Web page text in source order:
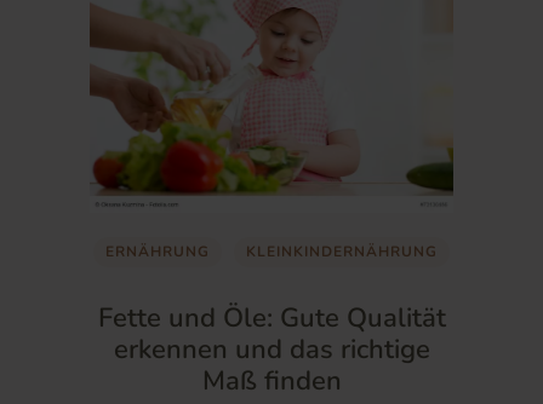
ERNÄHRUNG KLEINKINDERNÄHRUNG
Fette und Öle: Gute Qualität
erkennen und das richtige
Maß finden